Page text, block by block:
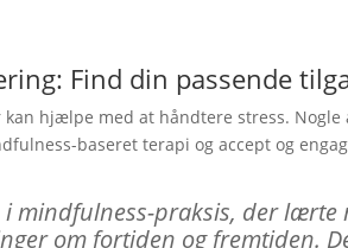
Find din passende
hjælpe med at håndtere stress.
baseret terapi og accept og
mindfulness-praksis, der lærte
om fortiden og fremtiden.